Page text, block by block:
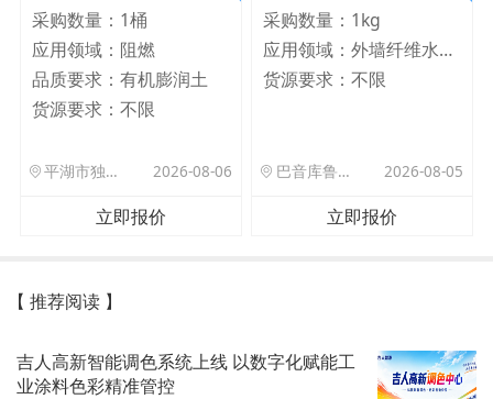
采购数量： 1桶
应用领域： 阻燃
品质要求： 有机膨润土
货源要求： 不限
平湖市独山港镇集港路 589 号 2026-08-06
立即报价
采购数量： 1kg
应用领域：
外墙纤维水泥板
货源要求：不限
巴音库鲁提镇,托帕口岸六号库房 2026-08-05
立即报价
【 推荐阅读 】
吉人高新智能调色系统上线 以数字化赋能工
业涂料色彩精准管控